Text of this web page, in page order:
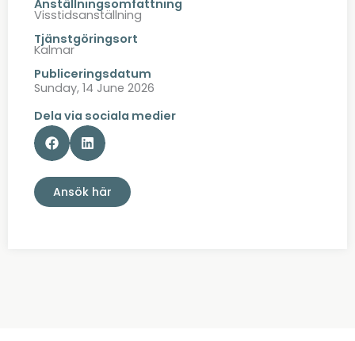
Anställningsomfattning
Visstidsanställning
Tjänstgöringsort
Kalmar
Publiceringsdatum
Sunday, 14 June 2026
Dela via sociala medier
Ansök här